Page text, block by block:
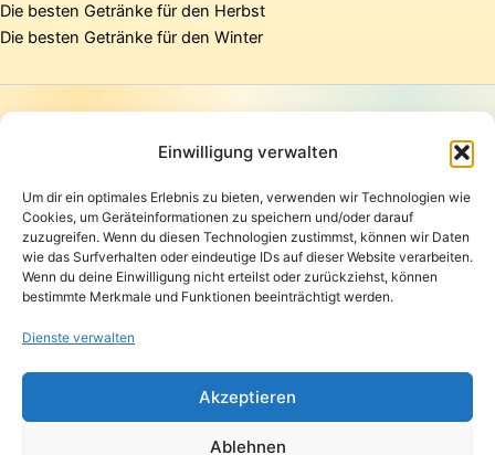
Einwilligung verwalten
Um dir ein optimales Erlebnis zu bieten, verwenden wir Technologien wie
Cookies, um Geräteinformationen zu speichern und/oder darauf
zuzugreifen. Wenn du diesen Technologien zustimmst, können wir Daten
wie das Surfverhalten oder eindeutige IDs auf dieser Website verarbeiten.
Wenn du deine Einwilligung nicht erteilst oder zurückziehst, können
bestimmte Merkmale und Funktionen beeinträchtigt werden.
Dienste verwalten
Akzeptieren
Ablehnen
Die besten Getränke für den Herbst
Die besten Getränke für den Winter
Presse
Datenschutzerklärung
AGB
Widerrufsbelehrung
Versand und Lieferung
Zahlungsarten
Copyright © 2026 Pfandpirat | Präsentiert vonZimmermanns
Internet & PR-Beratung